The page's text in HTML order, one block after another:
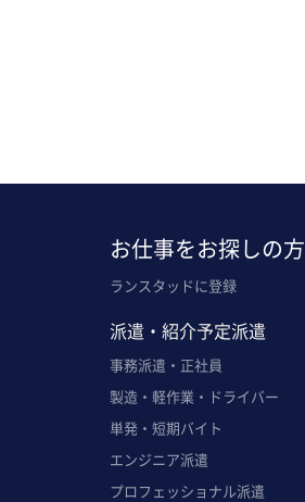
お仕事をお探しの方
ランスタッドに登録
派遣・紹介予定派遣
事務派遣・正社員
製造・軽作業・ドライバー
単発・短期バイト
エンジニア派遣
プロフェッショナル派遣